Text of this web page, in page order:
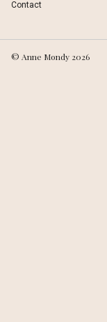
Contact
© Anne Mondy 2026